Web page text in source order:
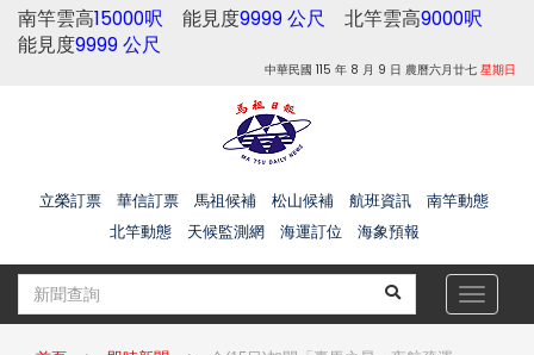
南竿雲高15000呎 能見度9999 公尺 北竿雲高9000呎
能見度9999 公尺
中華民國 115 年 8 月 9 日 農曆六月廿七 星期日
立榮訂票 華信訂票 馬祖候補 松山候補 航班資訊
南竿動態
北竿動態
天候監測網 海運訂位 海象預報
Toggle